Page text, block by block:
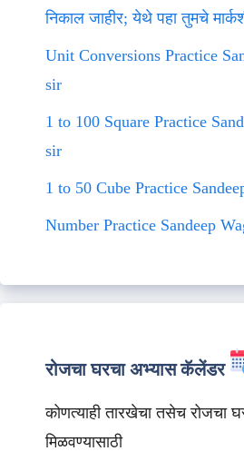
निकाल जाहीर; येथे पहा तुमचे
Unit Conversions Practice
sir
1 to 100 Square Practice
sir
1 to 50 Cube Practice
Number Practice Sandeep
रोजचा घरचा अभ्यास कॅलेंडर
कोणत्याही तारखेचा तसेच रोजचा
मिळवण्यासाठी